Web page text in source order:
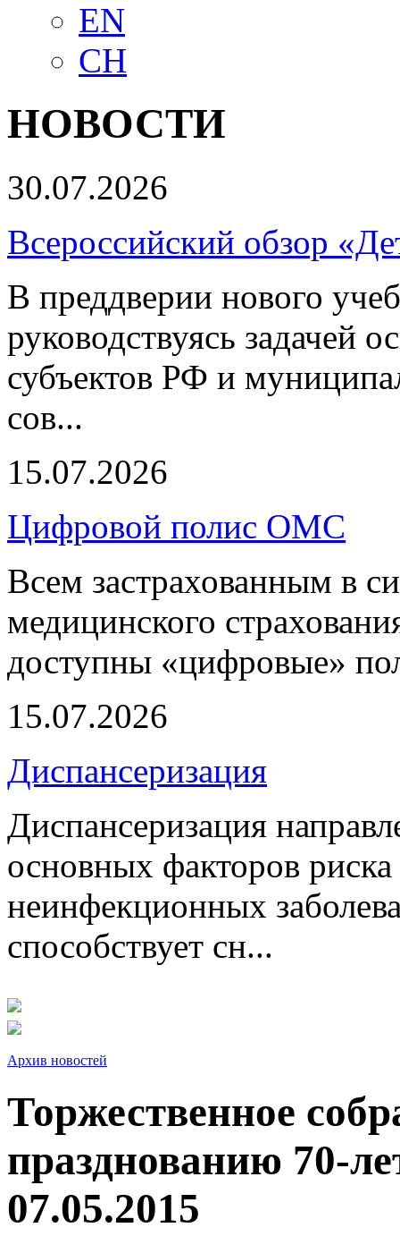
EN
CH
НОВОСТИ
30.07.2026
Всероссийский обзор
В преддверии нового
руководствуясь задачей
субъектов РФ и
сов...
15.07.2026
Цифровой полис ОМС
Всем застрахованным в
медицинского
доступны «цифровые»
15.07.2026
Диспансеризация
Диспансеризация
основных факторов
неинфекционных
способствует сн...
Архив новостей
Торжественное
празднованию 70-
07.05.2015